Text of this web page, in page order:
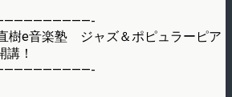
樹e音楽塾 ジャズ＆ポピュラーピア
講！